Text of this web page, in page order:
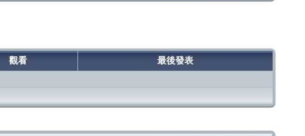
觀看 最後發表